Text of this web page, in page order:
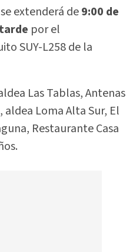
extenderá de9:00 de
por el
SUY-L258 de la
Las Tablas, Antenas
Loma Alta Sur, El
Restaurante Casa